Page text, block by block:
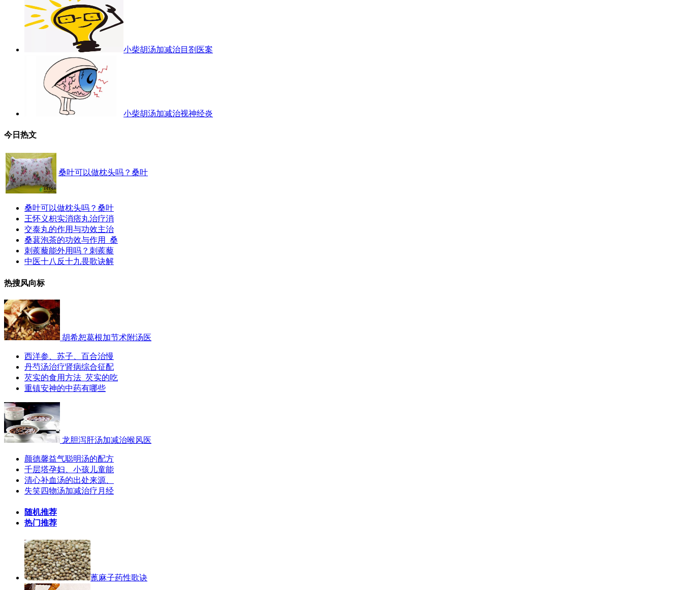
小柴胡汤加减治目劄医案
小柴胡汤加减治视神经炎
今日热文
桑叶可以做枕头吗？桑叶
桑叶可以做枕头吗？桑叶
王怀义枳实消痞丸治疗消
交泰丸的作用与功效主治
桑葚泡茶的功效与作用_桑
刺蒺藜能外用吗？刺蒺藜
中医十八反十九畏歌诀解
热搜风向标
胡希恕葛根加节术附汤医
西洋参、苏子、百合治慢
丹芍汤治疗肾病综合征配
芡实的食用方法_芡实的吃
​重镇安神的中药有哪些
龙胆泻肝汤加减治喉风医
颜德馨益气聪明汤的配方
千层塔孕妇、小孩儿童能
清心补血汤的出处来源、
失笑四物汤加减治疗月经
随机推荐
热门推荐
蓖麻子药性歌诀